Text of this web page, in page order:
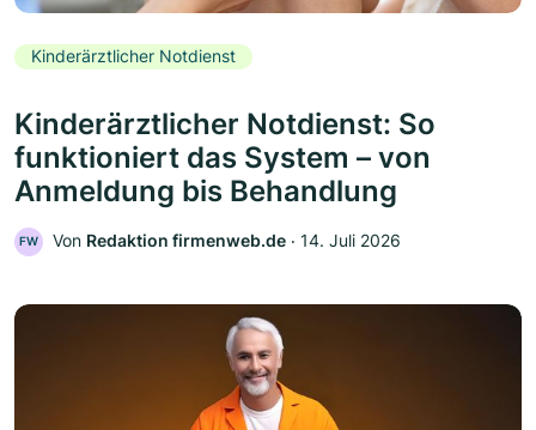
Kinderärztlicher Notdienst
Kinderärztlicher Notdienst: So
funktioniert das System – von
Anmeldung bis Behandlung
FW Von Redaktion firmenweb.de ‧ 14. Juli 2026